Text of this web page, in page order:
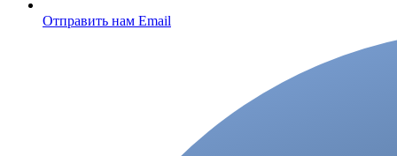
Отправить нам Email